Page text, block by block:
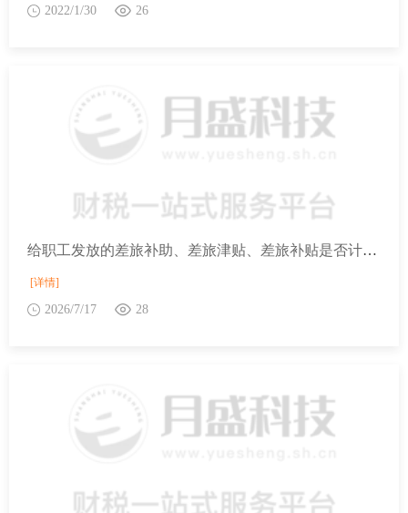
2022/1/30 26
给职工发放的差旅补助、差旅津贴、差旅补贴是否计入企业职工社保费缴费工资？
[详情]
2026/7/17 28